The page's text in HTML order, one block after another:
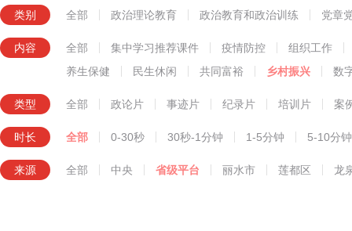
类别 全部 政治理论教育 政治教育和政治训练 党章
内容 全部 集中学习推荐课件 疫情防控
组织工作
养生保健
民生休闲 共同富裕 乡村振兴 数
类型 全部 政论片 事迹片 纪录片 培训片 案
时长 全部 0-30秒 30秒-1分钟 1-5分钟 5-10分钟
来源 全部 中央 省级平台 丽水市 莲都区 龙